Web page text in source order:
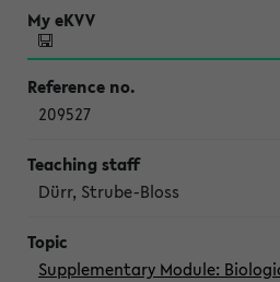
209527
Dürr, Strube-Bloss
Supplementary Module: